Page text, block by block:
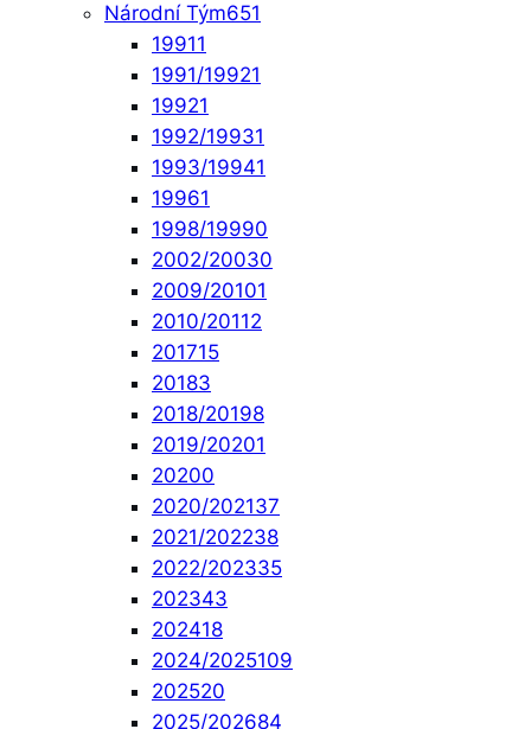
Národní Tým651
19911
1991/19921
19921
1992/19931
1993/19941
19961
1998/19990
2002/20030
2009/20101
2010/20112
201715
20183
2018/20198
2019/20201
20200
2020/202137
2021/202238
2022/202335
202343
202418
2024/2025109
202520
2025/202684